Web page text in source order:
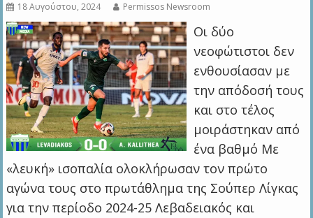
18 Αυγούστου, 2024 Permissos Newsroom
Οι δύο
νεοφώτιστοι δεν
ενθουσίασαν με
την απόδοσή τους
και στο τέλος
μοιράστηκαν από
ένα βαθμό Με
«λευκή» ισοπαλία ολοκλήρωσαν τον πρώτο
αγώνα τους στο πρωτάθλημα της Σούπερ Λίγκας
για την περίοδο 2024-25 Λεβαδειακός και